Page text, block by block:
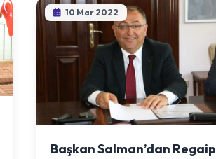
10 Mar 2022
Başkan Salman’dan Regaip